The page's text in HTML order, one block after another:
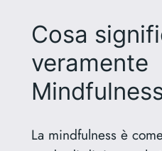
Cosa
veramente
La mindfulness è